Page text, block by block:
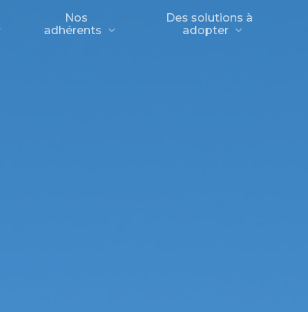
Nos
adhérents
Des solutions à
adopter